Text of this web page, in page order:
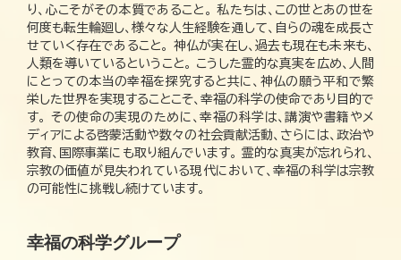
り、心こそがその本質であること。 私たちは、この世とあの世を
何度も転生輪廻し、様々な人生経験を通して、自らの魂を成長さ
せていく存在であること。 神仏が実在し、過去も現在も未来も、
人類を導いているということ。 こうした霊的な真実を広め、人間
にとっての本当の幸福を探究すると共に、神仏の願う平和で繁
栄した世界を実現することこそ、幸福の科学の使命であり目的で
す。 その使命の実現のために、幸福の科学は、講演や書籍やメ
ディアによる啓蒙活動や数々の社会貢献活動、さらには、政治や
教育、国際事業にも取り組んでいます。 霊的な真実が忘れられ、
宗教の価値が見失われている現代において、幸福の科学は宗教
の可能性に挑戦し続けています。
幸福の科学グループ